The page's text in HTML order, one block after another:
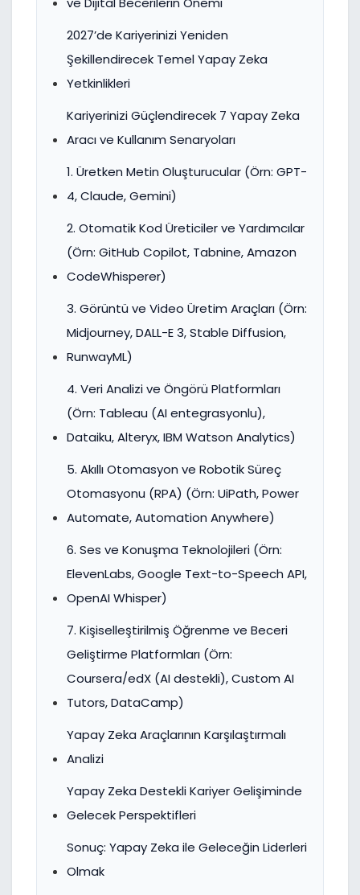
2027’de Kariyerinizi Yeniden
Şekillendirecek Temel Yapay Zeka
Yetkinlikleri
Kariyerinizi Güçlendirecek 7 Yapay Zeka
Aracı ve Kullanım Senaryoları
1. Üretken Metin Oluşturucular (Örn: GPT-
4, Claude, Gemini)
2. Otomatik Kod Üreticiler ve Yardımcılar
(Örn: GitHub Copilot, Tabnine, Amazon
CodeWhisperer)
3. Görüntü ve Video Üretim Araçları (Örn:
Midjourney, DALL-E 3, Stable Diffusion,
RunwayML)
4. Veri Analizi ve Öngörü Platformları
(Örn: Tableau (AI entegrasyonlu),
Dataiku, Alteryx, IBM Watson Analytics)
5. Akıllı Otomasyon ve Robotik Süreç
Otomasyonu (RPA) (Örn: UiPath, Power
Automate, Automation Anywhere)
6. Ses ve Konuşma Teknolojileri (Örn:
ElevenLabs, Google Text-to-Speech API,
OpenAI Whisper)
7. Kişiselleştirilmiş Öğrenme ve Beceri
Geliştirme Platformları (Örn:
Coursera/edX (AI destekli), Custom AI
Tutors, DataCamp)
Yapay Zeka Araçlarının Karşılaştırmalı
Analizi
Yapay Zeka Destekli Kariyer Gelişiminde
Gelecek Perspektifleri
Sonuç: Yapay Zeka ile Geleceğin Liderleri
Olmak